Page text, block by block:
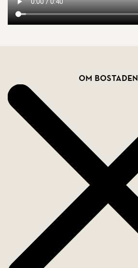
Varmt välkommen på visning!
Om bostaden